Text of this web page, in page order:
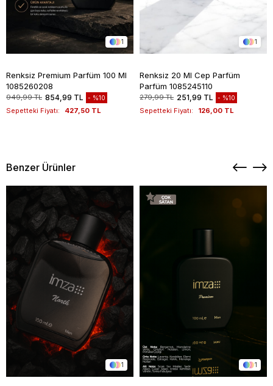
1
Renksiz Premium Parfüm 100 Ml
1085260208
949,99 TL 854,99 TL %10
Sepetteki Fiyatı: 427,50 TL
1
Renksiz 20 Ml Cep Parfüm
Parfüm 1085245110
279,99 TL 251,99 TL %10
Sepetteki Fiyatı: 126,00 TL
Benzer Ürünler
1 1